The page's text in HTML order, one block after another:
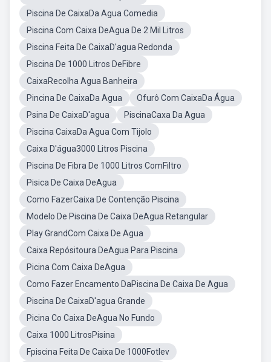
Piscina De CaixaDa Agua Comedia
Piscina Com Caixa DeAgua De 2 Mil Litros
Piscina Feita De CaixaD'agua Redonda
Piscina De 1000 Litros DeFibre
CaixaRecolha Agua Banheira
Pincina De CaixaDa Agua
Ofurô Com CaixaDa Água
Psina De CaixaD'agua
PiscinaCaxa Da Agua
Piscina CaixaDa Agua Com Tijolo
Caixa D'água3000 Litros Piscina
Piscina De Fibra De 1000 Litros ComFiltro
Pisica De Caixa DeAgua
Como FazerCaixa De Contenção Piscina
Modelo De Piscina De Caixa DeAgua Retangular
Play GrandCom Caixa De Agua
Caixa Repósitoura DeAgua Para Piscina
Picina Com Caixa DeAgua
Como Fazer Encamento DaPiscina De Caixa De Agua
Piscina De CaixaD'agua Grande
Picina Co Caixa DeAgua No Fundo
Caixa 1000 LitrosPisina
Fpiscina Feita De Caixa De 1000Fotlev